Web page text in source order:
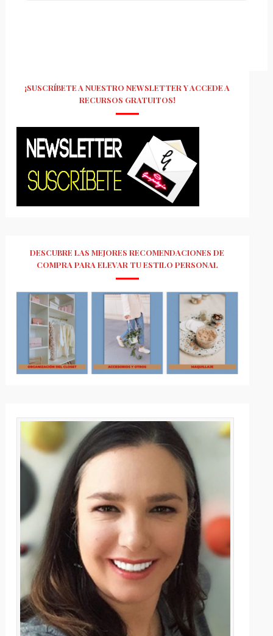
¡SUSCRÍBETE A NUESTRO NEWSLETTER Y ACCEDE A
RECURSOS GRATUITOS!
DESCUBRE LAS MEJORES RECOMENDACIONES DE
COMPRA PARA ELEVAR TU ESTILO PERSONAL